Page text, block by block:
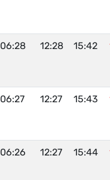
06:28 12:28 15:42
06:27 12:27 15:43
06:26 12:27 15:44